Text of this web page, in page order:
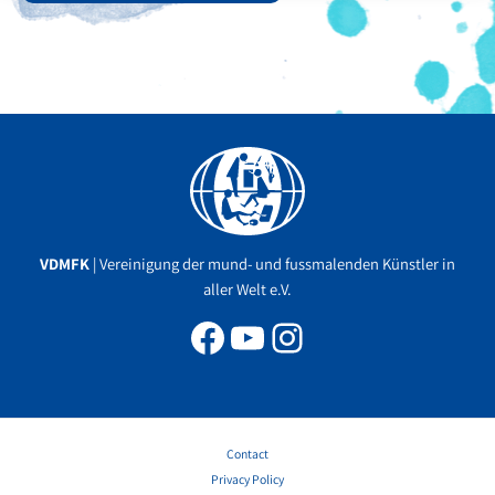
VDMFK | Vereinigung der mund- und fussmalenden Künstler in
aller Welt e.V.
Facebook
YouTube
Instagram
Contact
Privacy Policy